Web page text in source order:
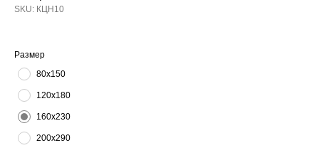
SKU: КЦН10
Размер
80х150
120х180
160х230
200х290